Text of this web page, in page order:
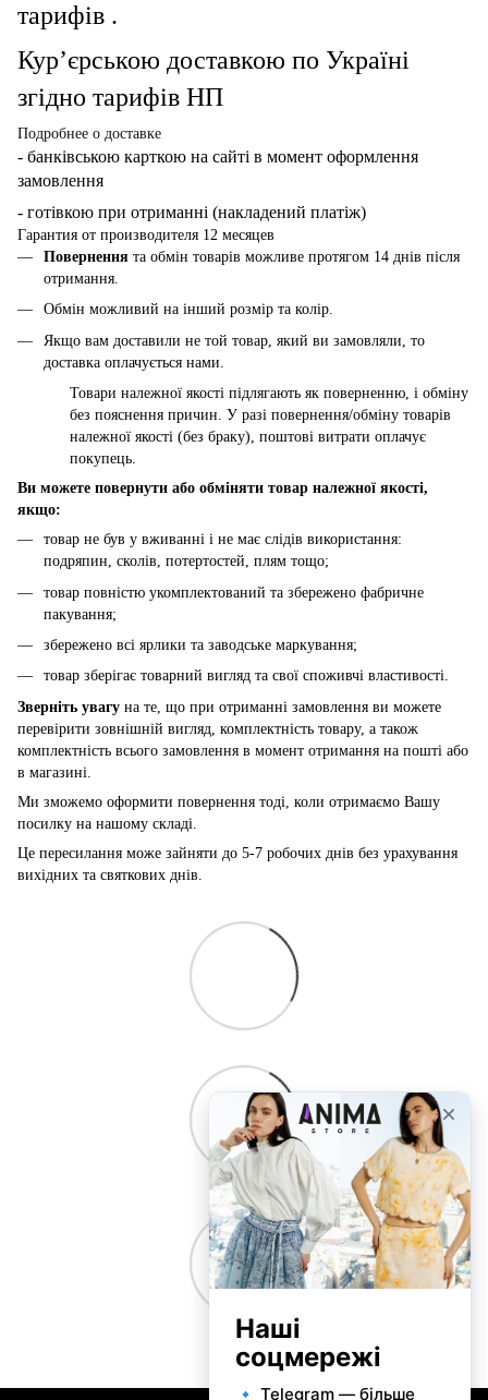
тарифів .
Кур’єрською доставкою по Україні
згідно тарифів НП
Подробнее о доставке
- банківською карткою на сайті в момент оформлення
замовлення
- готівкою при отриманні (накладений платіж)
Гарантия от производителя 12 месяцев
Повернення та обмін товарів можливе протягом 14 днів після
отримання.
Обмін можливий на інший розмір та колір.
Якщо вам доставили не той товар, який ви замовляли, то
доставка оплачується нами.
Товари належної якості підлягають як поверненню, і обміну
без пояснення причин. У разі повернення/обміну товарів
належної якості (без браку), поштові витрати оплачує
покупець.
Ви можете повернути або обміняти товар належної якості,
якщо:
товар не був у вживанні і не має слідів використання:
подряпин, сколів, потертостей, плям тощо;
товар повністю укомплектований та збережено фабричне
пакування;
збережено всі ярлики та заводське маркування;
товар зберігає товарний вигляд та свої споживчі властивості.
Зверніть увагу на те, що при отриманні замовлення ви можете
перевірити зовнішній вигляд, комплектність товару, а також
комплектність всього замовлення в момент отримання на пошті або
в магазині.
Ми зможемо оформити повернення тоді, коли отримаємо Вашу
посилку на нашому складі.
Це пересилання може зайняти до 5-7 робочих днів без урахування
вихідних та святкових днів.